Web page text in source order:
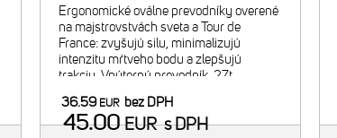
Ergonomické oválne prevodníky overené
na majstrovstvách sveta a Tour de
France: zvyšujú silu, minimalizujú
intenzitu mŕtveho bodu a zlepšujú
trakciu. Vnútorný prevodník, 27t.
prevodníkom. Navrhnuté pre 2x9/10 26"
36.59EUR bez DPH
45.00EURs DPH